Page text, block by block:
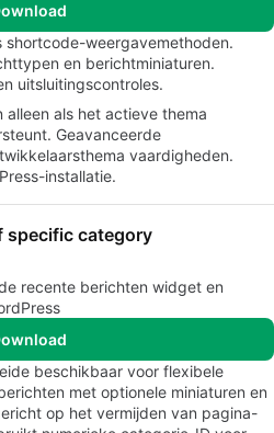
weergavemethoden.
en berichtminiaturen.
uitsluitingscontroles.
alleen als het actieve thema
Geavanceerde
vaardigheden.
installatie.
specific category
recente berichten widget en
beschikbaar voor flexibele
met optionele miniaturen en
op het vermijden van pagina-